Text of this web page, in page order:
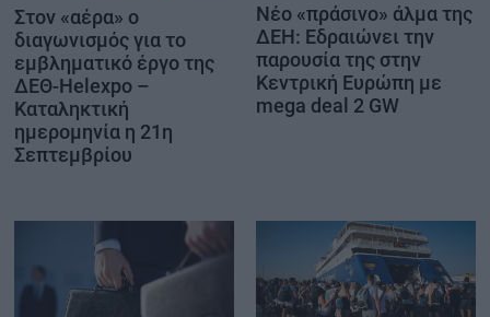
Στον «αέρα» ο
διαγωνισμός για το
εμβληματικό έργο της
ΔΕΘ-Helexpo –
Καταληκτική
ημερομηνία η 21η
Σεπτεμβρίου
Νέο «πράσινο» άλμα της
ΔΕΗ: Εδραιώνει την
παρουσία της στην
Κεντρική Ευρώπη με
mega deal 2 GW